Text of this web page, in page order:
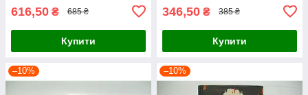
616,50 ₴ 685 ₴
Купити
346,50 ₴ 385 ₴
Купити
–10% –10%